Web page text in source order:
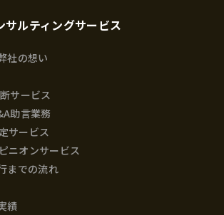
サルティングサービス
社の想い
サービス
助言業務
サービス
ニオンサービス
までの流れ
績